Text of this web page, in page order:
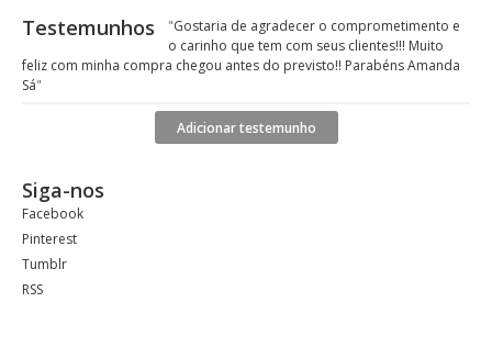
Testemunhos "Gostaria de agradecer o comprometimento e
o carinho que tem com seus clientes!!! Muito
feliz com minha compra chegou antes do previsto!! Parabéns Amanda
Sá"
Adicionar testemunho
Siga-nos
Facebook
Pinterest
Tumblr
RSS